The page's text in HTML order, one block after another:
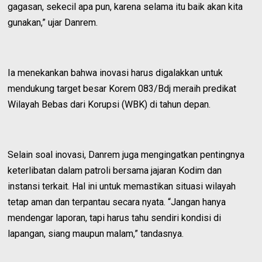
gagasan, sekecil apa pun, karena selama itu baik akan kita
gunakan,” ujar Danrem.
Ia menekankan bahwa inovasi harus digalakkan untuk
mendukung target besar Korem 083/Bdj meraih predikat
Wilayah Bebas dari Korupsi (WBK) di tahun depan.
Selain soal inovasi, Danrem juga mengingatkan pentingnya
keterlibatan dalam patroli bersama jajaran Kodim dan
instansi terkait. Hal ini untuk memastikan situasi wilayah
tetap aman dan terpantau secara nyata. “Jangan hanya
mendengar laporan, tapi harus tahu sendiri kondisi di
lapangan, siang maupun malam,” tandasnya.